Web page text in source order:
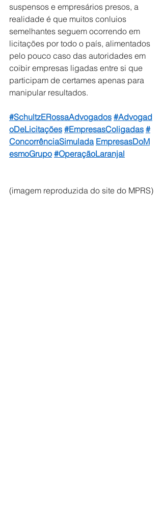
suspensos e empresários presos, a
realidade é que muitos conluios
semelhantes seguem ocorrendo em
licitações por todo o país, alimentados
pelo pouco caso das autoridades em
coibir empresas ligadas entre si que
participam de certames apenas para
manipular resultados.
#SchultzERossaAdvogados #Advogad
oDeLicitações #EmpresasColigadas #
ConcorrênciaSimulada EmpresasDoM
esmoGrupo #OperaçãoLaranjal
(imagem reproduzida do site do MPRS)